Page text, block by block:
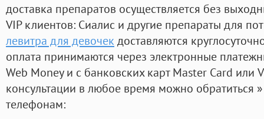
доставка препаратов осуществляется без
VIP клиентов: Сиалис и другие препараты для
левитра для девочек доставляются
оплата принимаются через электронные
Web Money и с банковских карт Master Card или
консультации в любое время можно обратиться
телефонам: